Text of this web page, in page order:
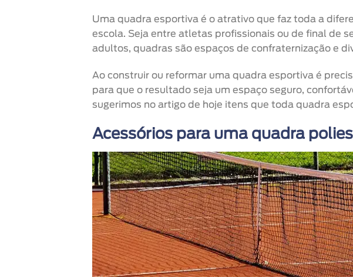
Uma quadra esportiva é o atrativo que faz toda a
escola. Seja entre atletas profissionais ou de final de
adultos, quadras são espaços de confraternização e
Ao construir ou reformar uma quadra esportiva é
para que o resultado seja um espaço seguro,
sugerimos no artigo de hoje itens que toda quadra
Acessórios para uma quadra